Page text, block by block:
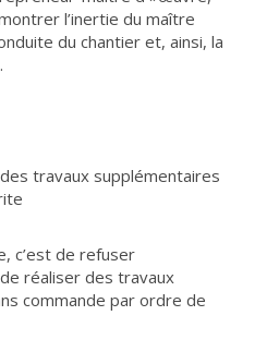
l’inertie du maître
du chantier et, ainsi, la
travaux supplémentaires
c’est de refuser
réaliser des travaux
commande par ordre de